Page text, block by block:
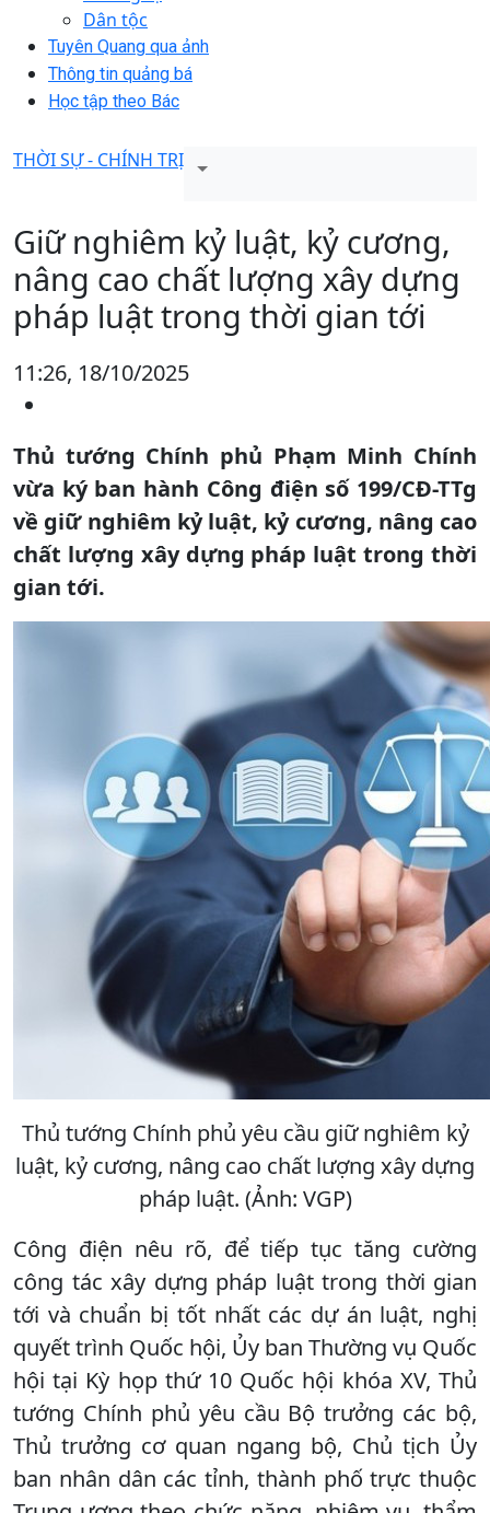
Dân tộc
Tuyên Quang qua ảnh
Thông tin quảng bá
Học tập theo Bác
THỜI SỰ - CHÍNH TRỊ
Giữ nghiêm kỷ luật, kỷ cương,
nâng cao chất lượng xây dựng
pháp luật trong thời gian tới
11:26, 18/10/2025
Thủ tướng Chính phủ Phạm Minh Chính
vừa ký ban hành Công điện số 199/CĐ-TTg
về giữ nghiêm kỷ luật, kỷ cương, nâng cao
chất lượng xây dựng pháp luật trong thời
gian tới.
Thủ tướng Chính phủ yêu cầu giữ nghiêm kỷ
luật, kỷ cương, nâng cao chất lượng xây dựng
pháp luật. (Ảnh: VGP)
Công điện nêu rõ, để tiếp tục tăng cường
công tác xây dựng pháp luật trong thời gian
tới và chuẩn bị tốt nhất các dự án luật, nghị
quyết trình Quốc hội, Ủy ban Thường vụ Quốc
hội tại Kỳ họp thứ 10 Quốc hội khóa XV, Thủ
tướng Chính phủ yêu cầu Bộ trưởng các bộ,
Thủ trưởng cơ quan ngang bộ, Chủ tịch Ủy
ban nhân dân các tỉnh, thành phố trực thuộc